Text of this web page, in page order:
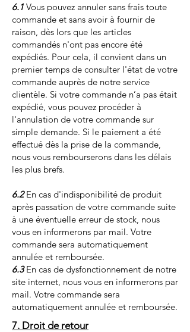
6.1 Vous pouvez annuler sans frais toute
commande et sans avoir à fournir de
raison, dès lors que les articles
commandés n'ont pas encore été
expédiés. Pour cela, il convient dans un
premier temps de consulter l'état de votre
commande auprès de notre service
clientèle. Si votre commande n’a pas était
expédié, vous pouvez procéder à
l'annulation de votre commande sur
simple demande. Si le paiement a été
effectué dès la prise de la commande,
nous vous rembourserons dans les délais
les plus brefs.
6.2En cas d'indisponibilité de produit
après passation de votre commande suite
à une éventuelle erreur de stock, nous
vous en informerons par mail. Votre
commande sera automatiquement
annulée et remboursée.
6.3En cas de dysfonctionnement de notre
site internet, nous vous en informerons par
mail. Votre commande sera
automatiquement annulée et remboursée.
7. Droit de retour